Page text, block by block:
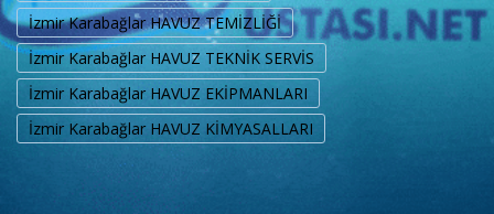
İzmir Karabağlar HAVUZ TEMİZLİĞİ
İzmir Karabağlar HAVUZ TEKNİK SERVİS
İzmir Karabağlar HAVUZ EKİPMANLARI
İzmir Karabağlar HAVUZ KİMYASALLARI